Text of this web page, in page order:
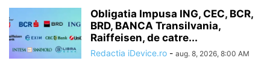
Obligatia Impusa ING, CEC, BCR,
BRD, BANCA Transilvania,
Raiffeisen, de catre...
Redactia iDevice.ro - aug. 8, 2026, 8:00 AM